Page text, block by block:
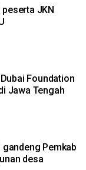
peserta JKN
Foundation
Jawa Tengah
Pemkab
desa